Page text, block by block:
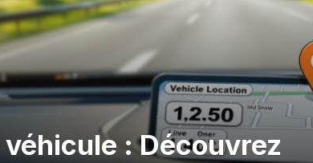
: Découvrez